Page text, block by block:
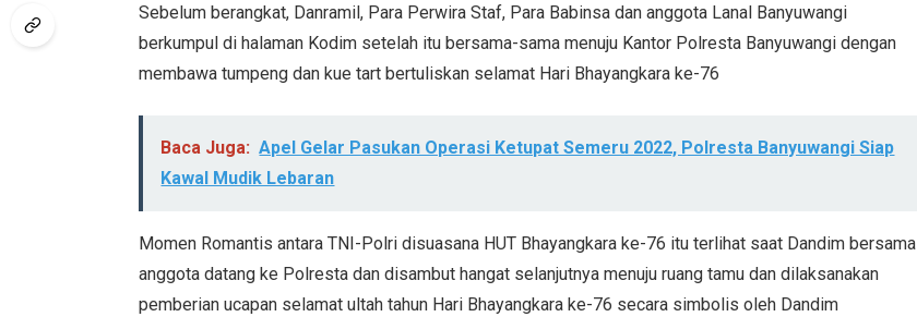
Sebelum berangkat, Danramil, Para Perwira Staf, Para Babinsa dan anggota Lanal Banyuwangi
berkumpul di halaman Kodim setelah itu bersama-sama menuju Kantor Polresta Banyuwangi dengan
membawa tumpeng dan kue tart bertuliskan selamat Hari Bhayangkara ke-76
Baca Juga: Apel Gelar Pasukan Operasi Ketupat Semeru 2022, Polresta Banyuwangi Siap
Kawal Mudik Lebaran
Momen Romantis antara TNI-Polri disuasana HUT Bhayangkara ke-76 itu terlihat saat Dandim bersama
anggota datang ke Polresta dan disambut hangat selanjutnya menuju ruang tamu dan dilaksanakan
pemberian ucapan selamat ultah tahun Hari Bhayangkara ke-76 secara simbolis oleh Dandim